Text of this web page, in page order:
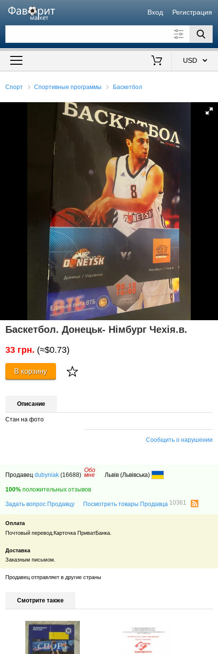
Вход Регистрация
Искать также в описании
Спорт Спортивные программы Баскетбол
Баскетбол. Донецьк- Німбург Чехія.в.
33 грн. (≈$0.73)
В корзину
Описание
Стан на фото
Сообщить о нарушении
Продавецdubyniak (16688)
Обо
мне Львів (Львівська)
100% положительных отзывов
Задать вопрос Продавцу Посмотреть товары Продавца 10361
Оплата
Почтовый перевод.Карточка ПриватБанка.
Доставка
Заказным письмом.
Продавец отправляет в другие страны
Смотрите также